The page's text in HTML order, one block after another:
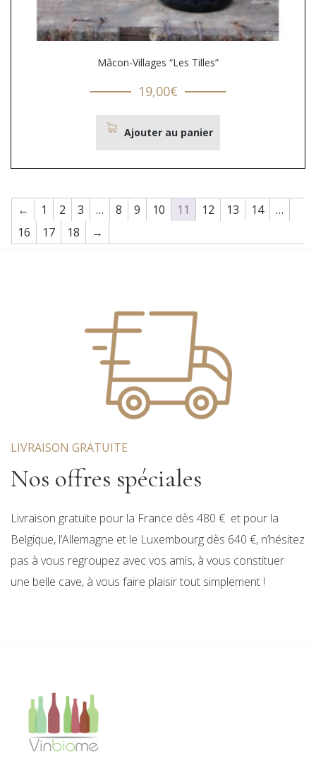
Mâcon-Villages “Les Tilles”
19,00€
Ajouter au panier
← 1 2 3 … 8 9 10 11 12 13 14
…
16
17 18 →
LIVRAISON GRATUITE
Nos offres spéciales
Livraison gratuite pour la France dès 480 € et pour la
Belgique, l’Allemagne et le Luxembourg dès 640 €, n’hésitez
pas à vous regroupez avec vos amis, à vous constituer
une belle cave, à vous faire plaisir tout simplement !